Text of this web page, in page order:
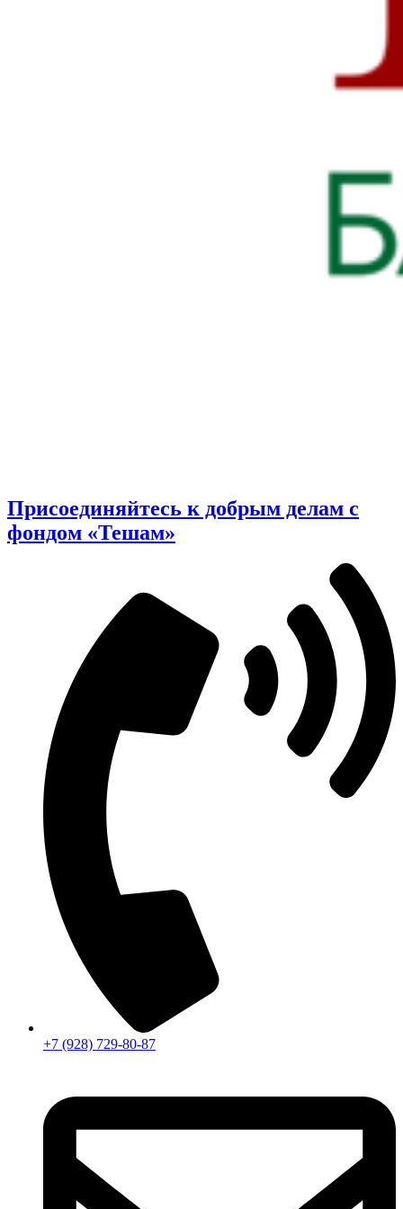
Присоединяйтесь к добрым делам с
фондом «Тешам»
+7 (928) 729-80-87